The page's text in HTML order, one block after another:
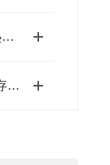
石墨坩埚776-247的耐热温度范围是多少？
高纯还原铜AR189的储存、预处理、加工、检测